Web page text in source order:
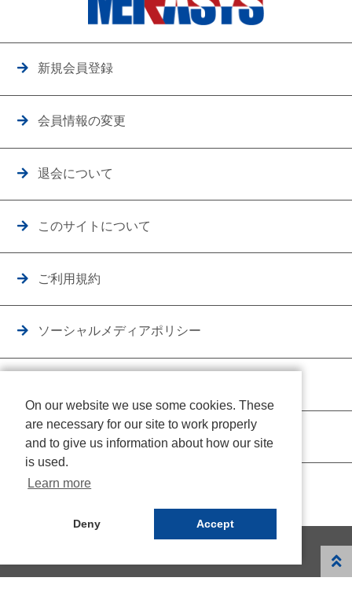
新規会員登録
会員情報の変更
退会について
このサイトについて
ご利用規約
ソーシャルメディアポリシー
クッキーポリシー
On our website we use some cookies. These
are necessary for our site to work properly
and to give us information about how our site
is used.
Learn more
Deny Accept